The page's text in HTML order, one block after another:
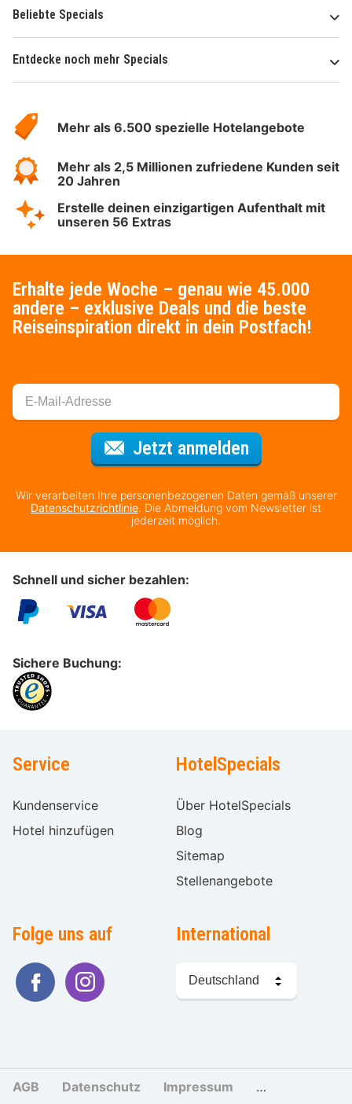
Beliebte Specials
Entdecke noch mehr Specials
Hotelspecials
Mehr als 6.500 spezielle Hotelangebote
Mehr als 2,5 Millionen zufriedene Kunden seit
20 Jahren
Erstelle deinen einzigartigen Aufenthalt mit
unseren 56 Extras
Erhalte jede Woche – genau wie 45.000
andere – exklusive Deals und die beste
Reiseinspiration direkt in dein Postfach!
Jetzt anmeldenFür den
Wir verarbeiten Ihre personenbezogenen Daten gemäß unserer
Datenschutzrichtlinie. Die Abmeldung vom Newsletter ist
jederzeit möglich.
Schnell und sicher bezahlen:
Sichere Buchung:
Service
Kundenservice
Hotel hinzufügen
HotelSpecials
Über HotelSpecials
Blog
Sitemap
Stellenangebote
Folge uns auf International
wählen
AGB Datenschutz Impressum Cookies und